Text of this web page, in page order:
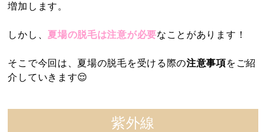
増加します。
しかし、 夏場の脱毛は注意が必要なことがあります！
そこで今回は、夏場の脱毛を受ける際の注意事項をご紹
介していきます😌
紫外線